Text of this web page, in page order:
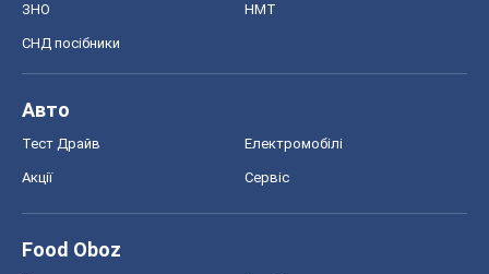
ЗНО НМТ
СНД посібники
Авто
Тест Драйв Електромобілі
Акції Сервіс
Food Oboz